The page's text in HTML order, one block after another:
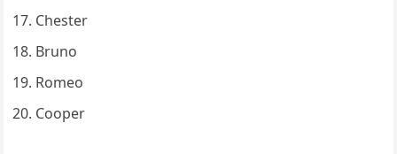
Chester
Bruno
Romeo
Cooper